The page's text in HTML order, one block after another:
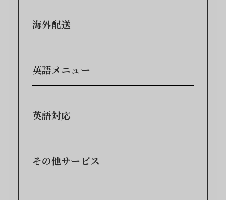
海外配送
英語メニュー
英語対応
その他サービス